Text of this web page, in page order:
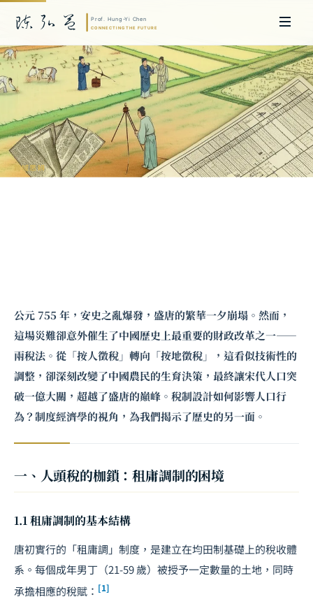
跨域思辨
公元 755 年，安史之亂爆發，盛唐的繁華一夕崩塌。然而，
這場災難卻意外催生了中國歷史上最重要的財政改革之一——
兩稅法。從「按人徵稅」轉向「按地徵稅」，這看似技術性的
調整，卻深刻改變了中國農民的生育決策，最終讓宋代人口突
破一億大關，超越了盛唐的巔峰。稅制設計如何影響人口行
為？制度經濟學的視角，為我們揭示了歷史的另一面。
一、人頭稅的枷鎖：租庸調制的困境
1.1 租庸調制的基本結構
唐初實行的「租庸調」制度，是建立在均田制基礎上的稅收體
系。每個成年男丁（21-59 歲）被授予一定數量的土地，同時
承擔相應的稅賦： [1]